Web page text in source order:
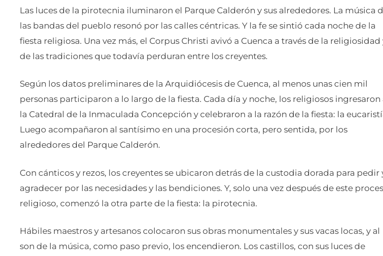
Las luces de la pirotecnia iluminaron el Parque Calderón y sus alrededores. La música
las bandas del pueblo resonó por las calles céntricas. Y la fe se sintió cada noche de la
fiesta religiosa. Una vez más, el Corpus Christi avivó a Cuenca a través de la religiosidad
de las tradiciones que todavía perduran entre los creyentes.
Según los datos preliminares de la Arquidiócesis de Cuenca, al menos unas cien mil
personas participaron a lo largo de la fiesta. Cada día y noche, los religiosos ingresaron
la Catedral de la Inmaculada Concepción y celebraron a la razón de la fiesta: la
Luego acompañaron al santísimo en una procesión corta, pero sentida, por los
alrededores del Parque Calderón.
Con cánticos y rezos, los creyentes se ubicaron detrás de la custodia dorada para pedir
agradecer por las necesidades y las bendiciones. Y, solo una vez después de este
religioso, comenzó la otra parte de la fiesta: la pirotecnia.
Hábiles maestros y artesanos colocaron sus obras monumentales y sus vacas locas, y al
son de la música, como paso previo, los encendieron. Los castillos, con sus luces de